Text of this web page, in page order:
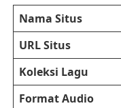
Nama Situs
URL Situs
Koleksi Lagu
Format Audio